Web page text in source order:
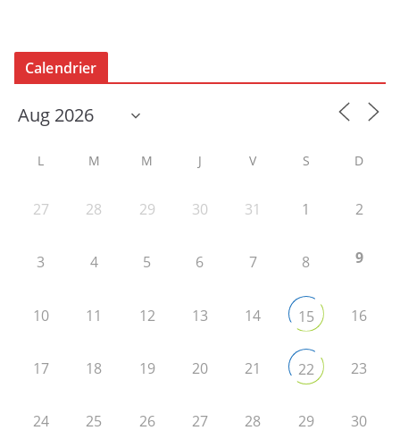
Calendrier
L M M J V S D
27 28 29 30 31 1 2
3 4 5 6 7 8 9
10 11 12 13 14 15 16
17 18 19 20 21 22 23
24 25 26 27 28 29 30